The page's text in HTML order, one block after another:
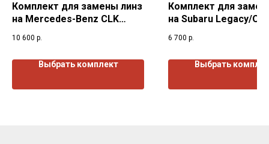
Комплект для замены линз
на Mercedes-Benz CLK
10 600 р.
Выбрать комплект
Комплект для
на Subaru Legacy/
6 700 р.
Выбрать